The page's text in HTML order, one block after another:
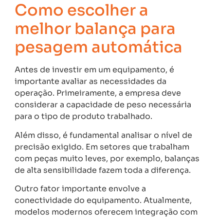
Como escolher a
melhor balança para
pesagem automática
Antes de investir em um equipamento, é
importante avaliar as necessidades da
operação. Primeiramente, a empresa deve
considerar a capacidade de peso necessária
para o tipo de produto trabalhado.
Além disso, é fundamental analisar o nível de
precisão exigido. Em setores que trabalham
com peças muito leves, por exemplo, balanças
de alta sensibilidade fazem toda a diferença.
Outro fator importante envolve a
conectividade do equipamento. Atualmente,
modelos modernos oferecem integração com